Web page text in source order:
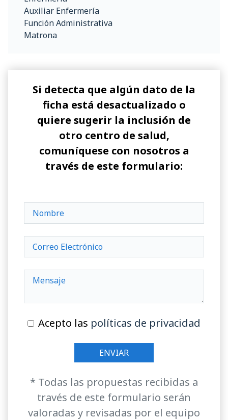
Auxiliar Enfermería
Función Administrativa
Matrona
Si detecta que algún dato de la
ficha está desactualizado o
quiere sugerir la inclusión de
otro centro de salud,
comuníquese con nosotros a
través de este formulario:
Acepto las políticas de privacidad
* Todas las propuestas recibidas a
través de este formulario serán
valoradas y revisadas por el equipo